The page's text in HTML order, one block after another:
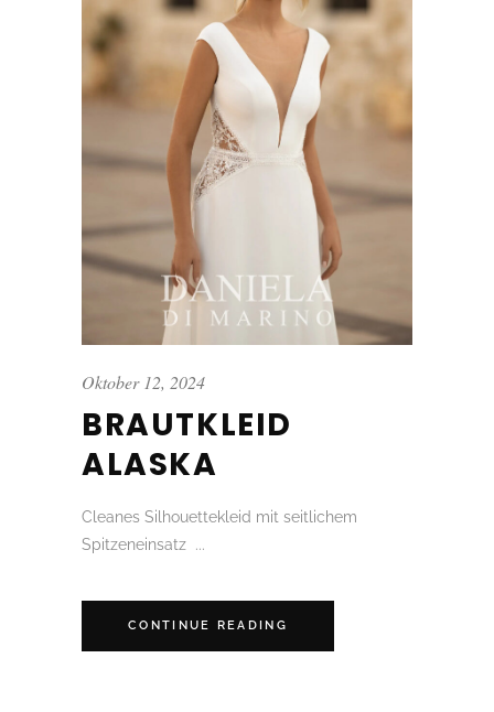
Oktober 12, 2024
BRAUTKLEID
ALASKA
Cleanes Silhouettekleid mit seitlichem
Spitzeneinsatz ...
CONTINUE READING